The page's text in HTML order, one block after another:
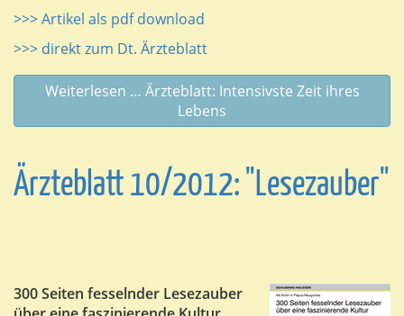
>>> Artikel als pdf download
>>> direkt zum Dt. Ärzteblatt
Weiterlesen … Ärzteblatt: Intensivste Zeit ihres
Lebens
Ärzteblatt 10/2012: "Lesezauber"
300 Seiten fesselnder Lesezauber